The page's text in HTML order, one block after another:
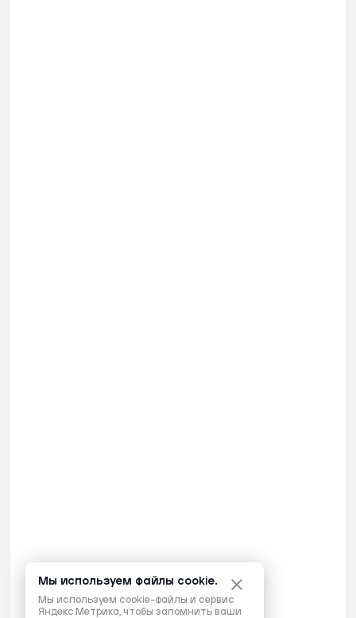
Мы используем файлы cookie.
Мы используем cookie-файлы и сервис
Яндекс.Метрика, чтобы запомнить ваши